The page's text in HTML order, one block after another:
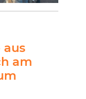
aus
am